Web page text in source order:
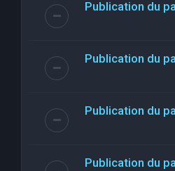
Publication du
Publication du
Publication du
Publication du